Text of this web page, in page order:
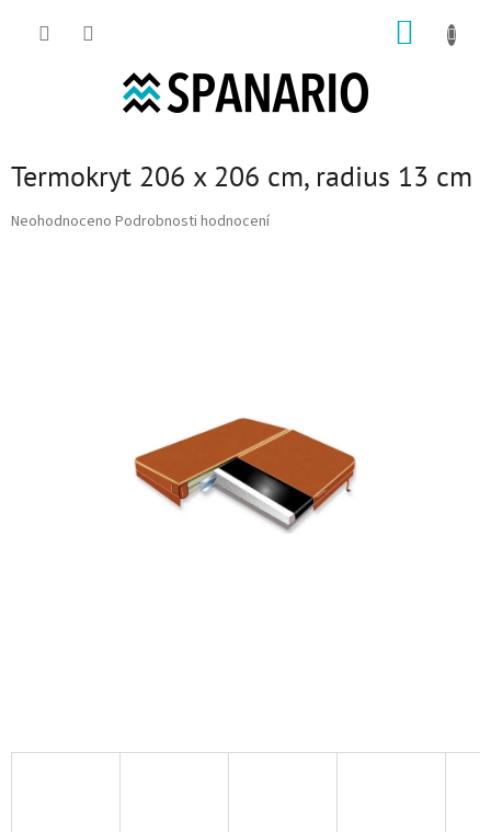
Termokryt 206 x 206 cm, radius 13 cm
Průměrné hodnocení produktu je 0,0 z 5 hvězdiček.
Neohodnoceno Podrobnosti hodnocení